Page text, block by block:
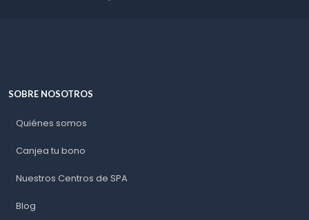
SOBRE NOSOTROS
Quiénes somos
Canjea tu bono
Nuestros Centros de SPA
Blog